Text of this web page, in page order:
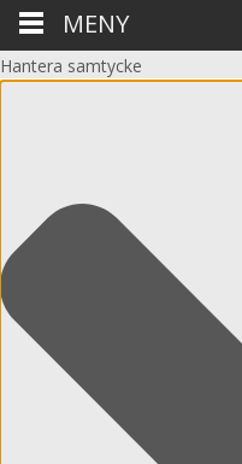
Hantera samtycke
MENY